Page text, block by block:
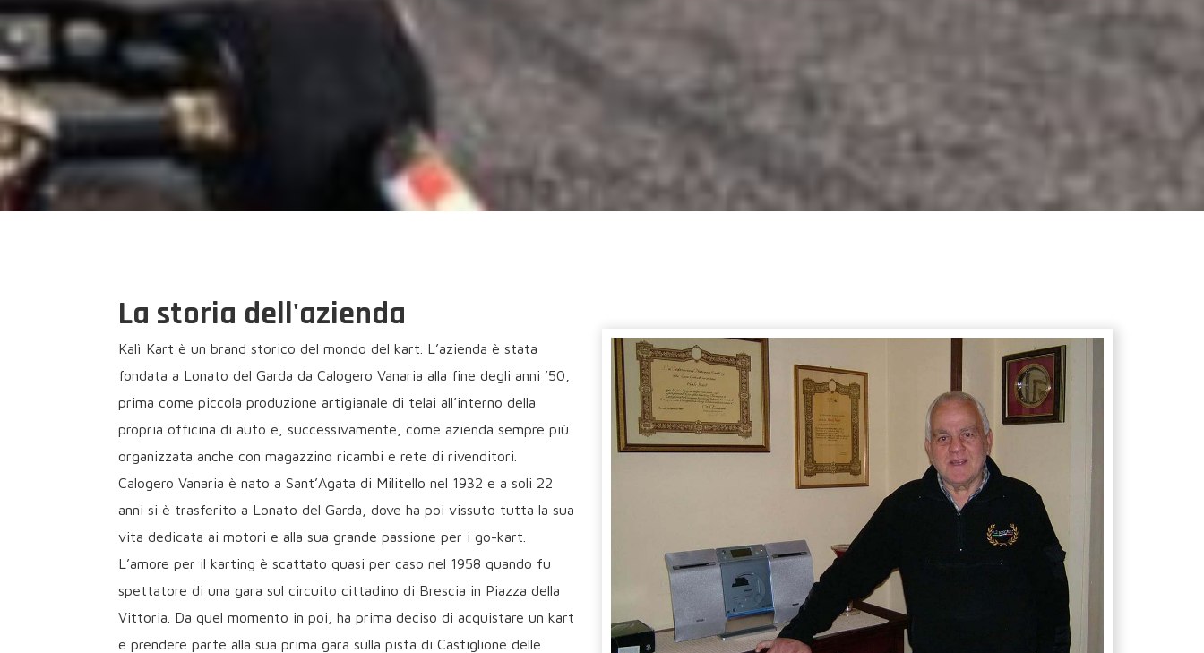
La storia dell'azienda
Kalì Kart è un brand storico del mondo del kart. L’azienda è stata
fondata a Lonato del Garda da Calogero Vanaria alla fine degli anni ’50,
prima come piccola produzione artigianale di telai all’interno della
propria officina di auto e, successivamente, come azienda sempre più
organizzata anche con magazzino ricambi e rete di rivenditori.
Calogero Vanaria è nato a Sant’Agata di Militello nel 1932 e a soli 22
anni si è trasferito a Lonato del Garda, dove ha poi vissuto tutta la sua
vita dedicata ai motori e alla sua grande passione per i go-kart.
L’amore per il karting è scattato quasi per caso nel 1958 quando fu
spettatore di una gara sul circuito cittadino di Brescia in Piazza della
Vittoria. Da quel momento in poi, ha prima deciso di acquistare un kart
e prendere parte alla sua prima gara sulla pista di Castiglione delle